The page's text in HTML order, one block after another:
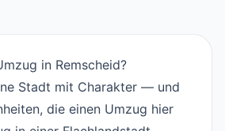
in Remscheid?
Stadt mit Charakter — und
die einen Umzug hier